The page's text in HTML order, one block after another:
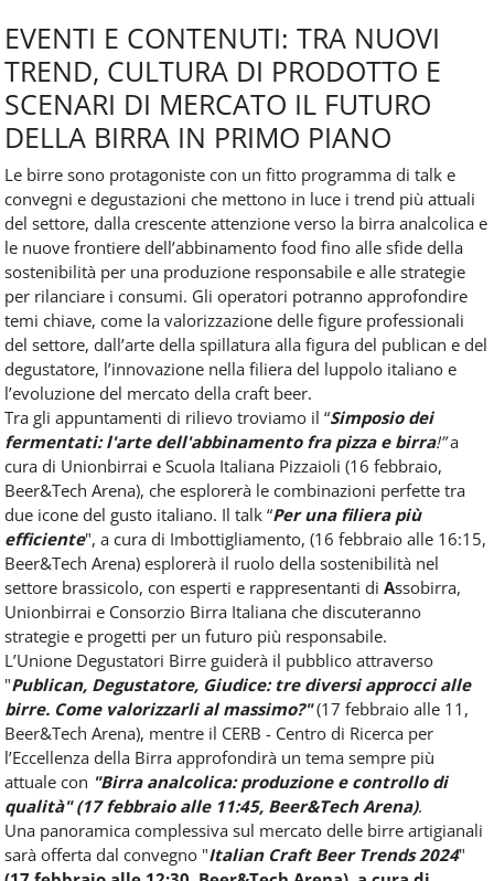
EVENTI E CONTENUTI: TRA NUOVI
TREND, CULTURA DI PRODOTTO E
SCENARI DI MERCATO IL FUTURO
DELLA BIRRA IN PRIMO PIANO
Le birre sono protagoniste con un fitto programma di talk e
convegni e degustazioni che mettono in luce i trend più attuali
del settore, dalla crescente attenzione verso la birra analcolica e
le nuove frontiere dell’abbinamento food fino alle sfide della
sostenibilità per una produzione responsabile e alle strategie
per rilanciare i consumi. Gli operatori potranno approfondire
temi chiave, come la valorizzazione delle figure professionali
del settore, dall’arte della spillatura alla figura del publican e del
degustatore, l’innovazione nella filiera del luppolo italiano e
l’evoluzione del mercato della craft beer.
Tra gli appuntamenti di rilievo troviamo il “Simposio dei
fermentati: l'arte dell'abbinamento fra pizza e birra!”a
cura di Unionbirrai e Scuola Italiana Pizzaioli (16 febbraio,
Beer&Tech Arena), che esplorerà le combinazioni perfette tra
due icone del gusto italiano. Il talk “Per una filiera più
efficiente", a cura di Imbottigliamento, (16 febbraio alle 16:15,
Beer&Tech Arena) esplorerà il ruolo della sostenibilità nel
settore brassicolo, con esperti e rappresentanti di Assobirra,
Unionbirrai e Consorzio Birra Italiana che discuteranno
strategie e progetti per un futuro più responsabile.
L’Unione Degustatori Birre guiderà il pubblico attraverso
"Publican, Degustatore, Giudice: tre diversi approcci alle
birre. Come valorizzarli al massimo?" (17 febbraio alle 11,
Beer&Tech Arena), mentre il CERB - Centro di Ricerca per
l’Eccellenza della Birra approfondirà un tema sempre più
attuale con "Birra analcolica: produzione e controllo di
qualità" (17 febbraio alle 11:45, Beer&Tech Arena).
Una panoramica complessiva sul mercato delle birre artigianali
sarà offerta dal convegno "Italian Craft Beer Trends 2024"